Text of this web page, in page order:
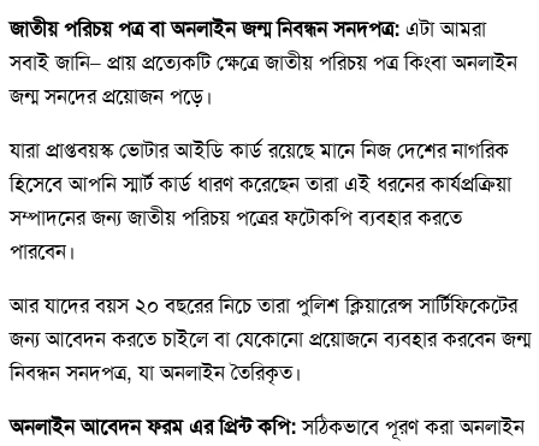
জাতীয় পরিচয় পত্র বা অনলাইন জন্ম নিবন্ধন সনদপত্র: এটা আমরা
সবাই জানি– প্রায় প্রত্যেকটি ক্ষেত্রে জাতীয় পরিচয় পত্র কিংবা অনলাইন
জন্ম সনদের প্রয়োজন পড়ে।
যারা প্রাপ্তবয়স্ক ভোটার আইডি কার্ড রয়েছে মানে নিজ দেশের নাগরিক
হিসেবে আপনি স্মার্ট কার্ড ধারণ করেছেন তারা এই ধরনের কার্যপ্রক্রিয়া
সম্পাদনের জন্য জাতীয় পরিচয় পত্রের ফটোকপি ব্যবহার করতে
পারবেন।
আর যাদের বয়স ২০ বছরের নিচে তারা পুলিশ ক্লিয়ারেন্স সার্টিফিকেটের
জন্য আবেদন করতে চাইলে বা যেকোনো প্রয়োজনে ব্যবহার করবেন জন্ম
নিবন্ধন সনদপত্র, যা অনলাইন তৈরিকৃত।
অনলাইন আবেদন ফরম এর প্রিন্ট কপি:সঠিকভাবে পূরণ করা অনলাইন